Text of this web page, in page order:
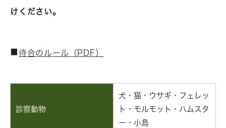
けください。
待合のルール（PDF）
診察動物
犬・猫・ウサギ・フェレッ
ト・モルモット・ハムスタ
ー・小鳥